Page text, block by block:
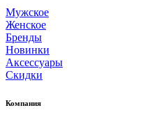
Мужское
Женское
Бренды
Новинки
Аксессуары
Скидки
Компания